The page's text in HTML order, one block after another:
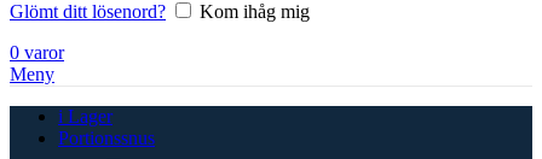
Glömt ditt lösenord?
Kom ihåg mig
0 varor
Meny
i Lager
Portionssnus